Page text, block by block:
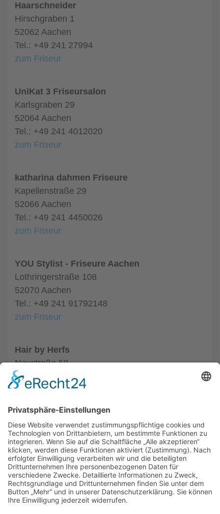
Haarschneider
Hirschgraben 1
52062 Aachen
Tel.: +49 241 27994
zum Friseur
UniKat 3 Friseursalon
Karlsgraben 29
52064 Aachen
Tel.: +49 241 4012020
zum Friseur
katharina dahmen Friseure
Kapellenstraße 29
52066 Aachen
Tel.: +49 241 4450026
zum Friseur
YOU Stylist - Friseure Aachen
Lothringerstraße 108
52070 Aachen
Tel.: +49 241 91792148
zum Friseur
Hair by Herfs
Neustraße 58
52066 Aachen
Tel.: +49 241 63342
ALLGEMEIN
FRISEURE